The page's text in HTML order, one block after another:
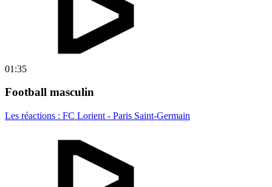
01:35
Football masculin
Les réactions : FC Lorient - Paris Saint-Germain